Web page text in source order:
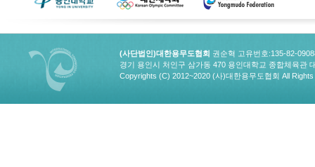
(사단법인)대한용무도협회 권순혁 고유번호:135-82-
경기 용인시 처인구 삼가동 470 용인대학교 종합체육관
Copyrights (C) 2012~2020 (사)대한용무도협회 All